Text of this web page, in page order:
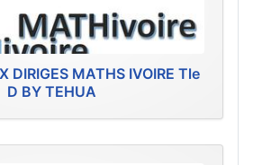
DIRIGES MATHS IVOIRE Tle
D BY TEHUA